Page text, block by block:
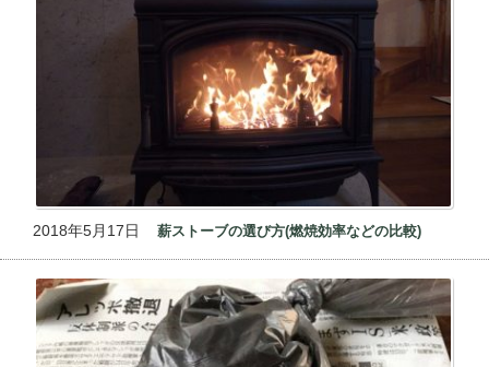
2018年5月17日 薪ストーブの選び方(燃焼効率などの比較)